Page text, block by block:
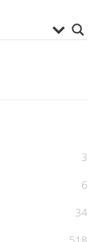
3
6
34